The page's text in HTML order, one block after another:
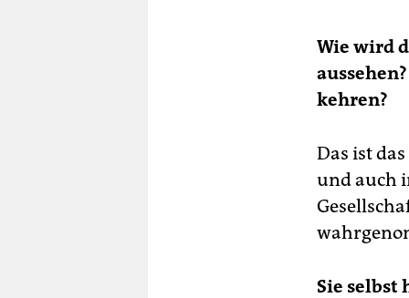
Wie wird
kehren?
Das ist
und auch
Sie selbst